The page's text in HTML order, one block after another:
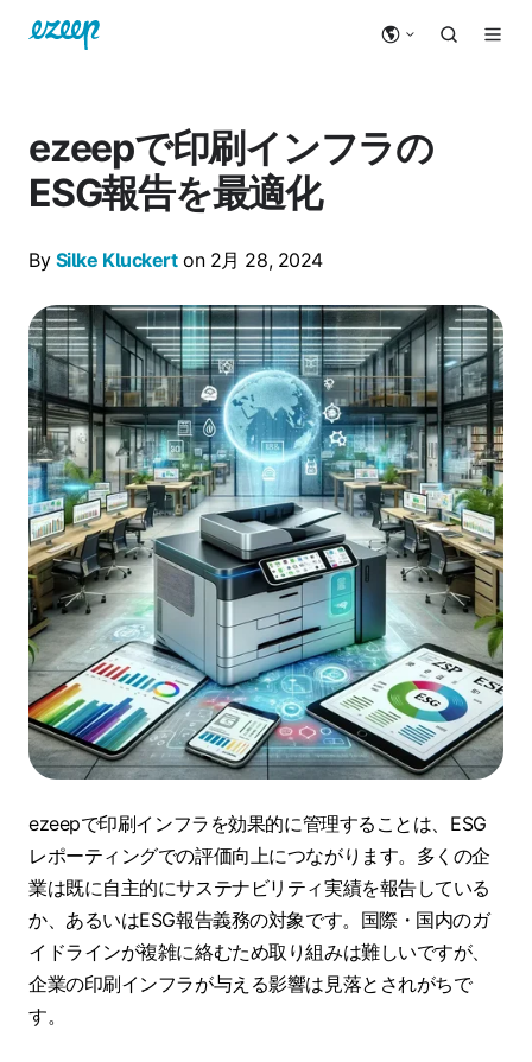
ezeepで印刷インフラの
ESG報告を最適化
By Silke Kluckerton 2月 28, 2024
ezeepで印刷インフラを効果的に管理することは、ESG
レポーティングでの評価向上につながります。多くの企
業は既に自主的にサステナビリティ実績を報告している
か、あるいはESG報告義務の対象です。国際・国内のガ
イドラインが複雑に絡むため取り組みは難しいですが、
企業の印刷インフラが与える影響は見落とされがちで
す。